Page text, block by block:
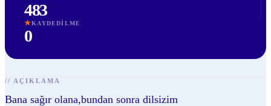
483
★KAYDEDILME
0
// AÇIKLAMA
Bana sağır olana,bundan sonra dilsizim